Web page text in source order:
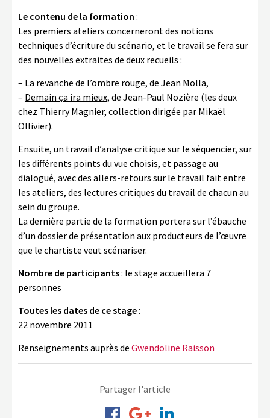
Le contenu de la formation :
Les premiers ateliers concerneront des notions
techniques d’écriture du scénario, et le travail se fera sur
des nouvelles extraites de deux recueils :
– La revanche de l’ombre rouge, de Jean Molla,
– Demain ça ira mieux, de Jean-Paul Nozière (les deux
chez Thierry Magnier, collection dirigée par Mikaël
Ollivier).
Ensuite, un travail d’analyse critique sur le séquencier, sur
les différents points du vue choisis, et passage au
dialogué, avec des allers-retours sur le travail fait entre
les ateliers, des lectures critiques du travail de chacun au
sein du groupe.
La dernière partie de la formation portera sur l’ébauche
d’un dossier de présentation aux producteurs de l’œuvre
que le chartiste veut scénariser.
Nombre de participants: le stage accueillera 7
personnes
Toutes les dates de ce stage:
22 novembre 2011
Renseignements auprès de Gwendoline Raisson
Partager l'article